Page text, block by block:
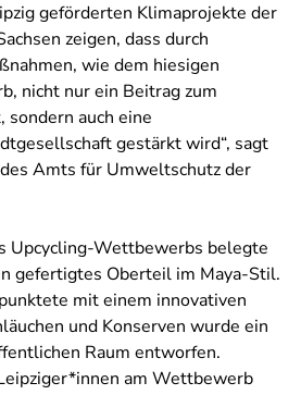
geförderten Klimaprojekte der
zeigen, dass durch
wie dem hiesigen
nicht nur ein Beitrag zum
auch eine
gestärkt wird“, sagt
Amts für Umweltschutz der
Upcycling-Wettbewerbs belegte
gefertigtes Oberteil im Maya-Stil.
mit einem innovativen
und Konserven wurde ein
Raum entworfen.
am Wettbewerb